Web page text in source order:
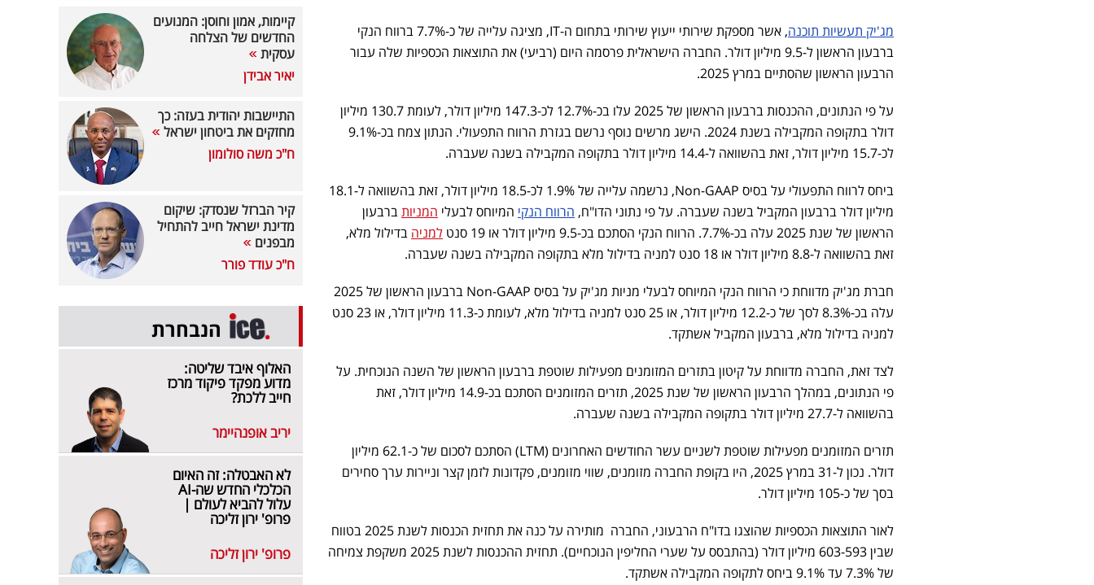
מג'יק תעשיות תוכנה
, אשר מספקת שירותי ייעוץ שירותי בתחום ה-IT, מציגה עלייה של כ-7.7% ברווח הנקי
ברבעון הראשון ל-9.5 מיליון דולר. החברה הישראלית פרסמה היום (רביעי) את התוצאות הכספיות שלה עבור
הרבעון הראשון שהסתיים במרץ 2025.
על פי הנתונים, ההכנסות ברבעון הראשון של 2025 עלו בכ-12.7% לכ-147.3 מיליון דולר, לעומת 130.7 מיליון
דולר בתקופה המקבילה בשנת 2024. הישג מרשים נוסף נרשם בגזרת הרווח התפעולי. הנתון צמח בכ-9.1%
לכ-15.7 מיליון דולר, זאת בהשוואה ל-14.4 מיליון דולר בתקופה המקבילה בשנה שעברה.
ביחס לרווח התפעולי על בסיס Non-GAAP, נרשמה עלייה של 1.9% לכ-18.5 מיליון דולר, זאת בהשוואה ל-18.1
מיליון דולר ברבעון המקביל בשנה שעברה. על פי נתוני הדו"ח, הרווח הנקי המיוחס לבעלי המניותברבעון
הראשון של שנת 2025 עלה בכ-7.7%. הרווח הנקי הסתכם בכ-9.5 מיליון דולר או 19 סנט
למניה בדילול מלא,
זאת בהשוואה ל-8.8 מיליון דולר או 18 סנט למניה בדילול מלא בתקופה המקבילה בשנה שעברה.
חברת מג'יק מדווחת כי הרווח הנקי המיוחס לבעלי מניות מג'יק על בסיס Non-GAAP ברבעון הראשון של 2025
עלה בכ-8.3% לסך של כ-12.2 מיליון דולר, או 25 סנט למניה בדילול מלא, לעומת כ-11.3 מיליון דולר, או 23 סנט
למניה בדילול מלא, ברבעון המקביל אשתקד.
לצד זאת, החברה מדווחת על קיטון בתזרים המזומנים מפעילות שוטפת ברבעון הראשון של השנה הנוכחית. על
פי הנתונים, במהלך הרבעון הראשון של שנת 2025, תזרים המזומנים הסתכם בכ-14.9 מיליון דולר, זאת
בהשוואה ל-27.7 מיליון דולר בתקופה המקבילה בשנה שעברה.
תזרים המזומנים מפעילות שוטפת לשניים עשר החודשים האחרונים (LTM) הסתכם לסכום של כ-62.1 מיליון
דולר. נכון ל-31 במרץ 2025, היו בקופת החברה מזומנים, שווי מזומנים, פקדונות לזמן קצר וניירות ערך סחירים
בסך של כ-105 מיליון דולר.
לאור התוצאות הכספיות שהוצגו בדו"ח הרבעוני, החברה מותירה על כנה את תחזית הכנסות לשנת 2025 בטווח
שבין 603-593 מיליון דולר (בהתבסס על שערי החליפין הנוכחיים). תחזית ההכנסות לשנת 2025 משקפת צמיחה
של 7.3% עד 9.1% ביחס לתקופה המקבילה אשתקד.
קיימות, אמון וחוסן: המנועים
החדשים של הצלחה
עסקית
יאיר אבידן
התיישבות יהודית בעזה: כך
מחזקים את ביטחון ישראל
ח"כ משה סולומון
קיר הברזל שנסדק: שיקום
מדינת ישראל חייב להתחיל
מבפנים
ח"כ עודד פורר
הנבחרת
האלוף איבד שליטה:
מדוע מפקד פיקוד מרכז
חייב ללכת?
יריב אופנהיימר
לא האבטלה: זה האיום
הכלכלי החדש שה-AI
עלול להביא לעולם |
פרופ' ירון זליכה
פרופ' ירון זליכה